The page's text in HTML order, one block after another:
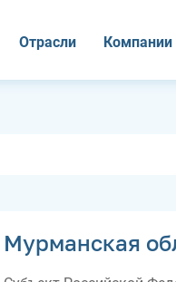
Отрасли Компании
Мурманская